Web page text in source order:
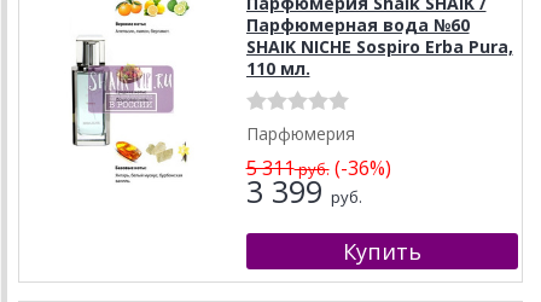
Парфюмерная вода №60
SHAIK NICHE Sospiro Erba Pura,
110 мл.
Парфюмерия
5 311руб.(-36%)
3 399 руб.